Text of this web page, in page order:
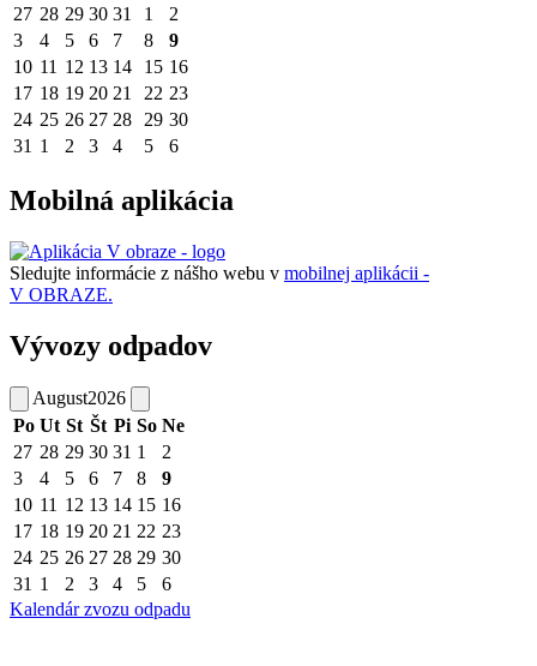
27 28 29 30 31 1
2
3
4 5 6 7 8
9
10 11 12 13 14 15 16
17 18 19 20 21 22 23
24 25 26 27 28 29 30
31 1 2 3 4 5 6
Mobilná aplikácia
Sledujte informácie z nášho webu v mobilnej aplikácii -
V OBRAZE.
Vývozy odpadov
August2026
Po Ut St Št Pi So Ne
27 28 29 30 31 1
2
3
4 5 6 7 8
9
10 11 12 13 14 15 16
17 18 19 20 21 22 23
24 25 26 27 28 29 30
31 1 2 3 4 5
6
Kalendár zvozu odpadu